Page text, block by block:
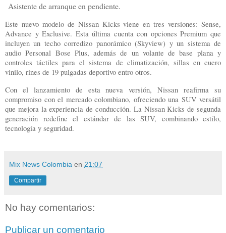
Asistente de arranque en pendiente.
Este nuevo modelo de Nissan Kicks viene en tres versiones: Sense,
Advance y Exclusive. Esta última cuenta con opciones Premium que
incluyen un techo corredizo panorámico (Skyview) y un sistema de
audio Personal Bose Plus, además de un volante de base plana y
controles táctiles para el sistema de climatización, sillas en cuero
vinilo, rines de 19 pulgadas deportivo entro otros.
Con el lanzamiento de esta nueva versión, Nissan reafirma su
compromiso con el mercado colombiano, ofreciendo una SUV versátil
que mejora la experiencia de conducción. La Nissan Kicks de segunda
generación redefine el estándar de las SUV, combinando estilo,
tecnología y seguridad.
Mix News Colombia en 21:07
Compartir
No hay comentarios:
Publicar un comentario